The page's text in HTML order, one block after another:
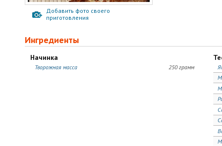
Добавить фото своего
приготовления
Ингредиенты
Начинка
250 грамм
Творожная масса